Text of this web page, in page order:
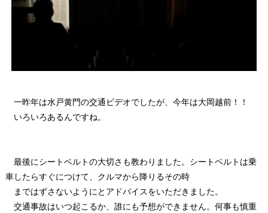
一昨年は水戸黄門の交通ビデオでしたが、今年は大岡越前！！
いろいろあるんですね。
最後にシートベルトの大切さも教わりました。シートベルトは乗
車したらすぐにつけて、クルマから降りるその時
まではずさないようにとアドバイスをいただきました。
交通事故はいつ起こるか、誰にも予想ができません。何事も慎重